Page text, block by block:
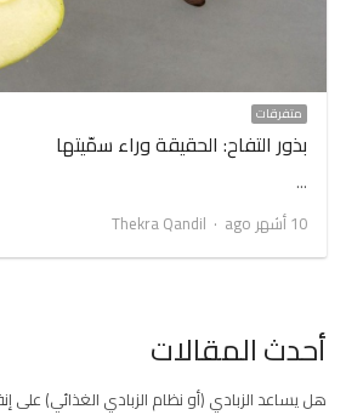
متفرقات
بذور التفاح: الحقيقة وراء سمّيتها
…
10 أشهر ago
Author
Thekra Qandil
أحدث المقالات
هل يساعد الزبادي (أو نظام الزبادي الغذائي) على